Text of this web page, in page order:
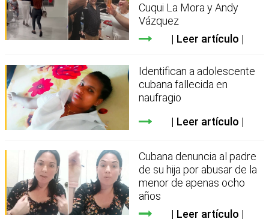
Cuqui La Mora y Andy
Vázquez
Leer artículo
Identifican a adolescente
cubana fallecida en
naufragio
Leer artículo
Cubana denuncia al padre
de su hija por abusar de la
menor de apenas ocho
años
Leer artículo